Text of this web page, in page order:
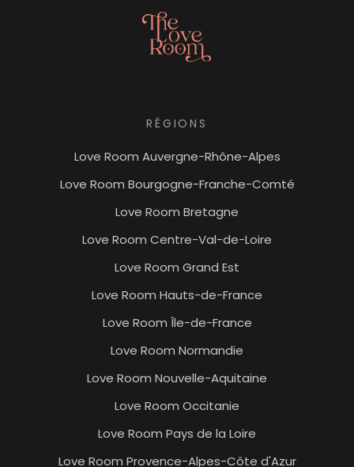
RÉGIONS
Love Room Auvergne-Rhône-Alpes
Love Room Bourgogne-Franche-Comté
Love Room Bretagne
Love Room Centre-Val-de-Loire
Love Room Grand Est
Love Room Hauts-de-France
Love Room Île-de-France
Love Room Normandie
Love Room Nouvelle-Aquitaine
Love Room Occitanie
Love Room Pays de la Loire
Love Room Provence-Alpes-Côte d'Azur